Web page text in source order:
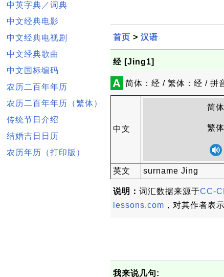
中英字典／词典
中文经典电影
中文经典电视剧
中文经典歌曲
中文国标编码
农历二百年年历
农历二百年年历（繁体）
传统节日介绍
结婚吉日日历
农历年历（打印版）
首页 > 汉语
经 [Jing1]
A 简体：经 / 繁体：经 / 拼
中文
简体
繁体
英文 surname Jing
说明： 词汇数据来源于CC-
lessons.com ，对其作者表
我来说几句: